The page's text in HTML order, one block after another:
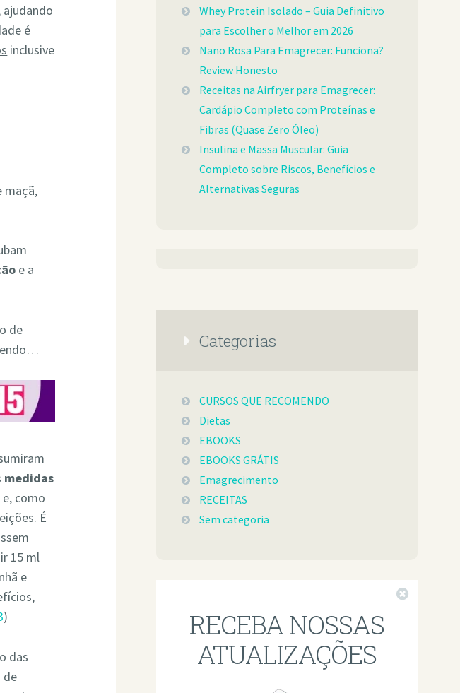
ajudando
é
inclusive
maçã,
e a
de
medidas
como
É
15 ml
e
)
das
de
Whey Protein Isolado – Guia Definitivo
para Escolher o Melhor em 2026
Nano Rosa Para Emagrecer: Funciona?
Review Honesto
Receitas na Airfryer para Emagrecer:
Cardápio Completo com Proteínas e
Fibras (Quase Zero Óleo)
Insulina e Massa Muscular: Guia
Completo sobre Riscos, Benefícios e
Alternativas Seguras
Categorias
CURSOS QUE RECOMENDO
Dietas
EBOOKS
EBOOKS GRÁTIS
Emagrecimento
RECEITAS
Sem categoria
RECEBA NOSSAS
ATUALIZAÇÕES